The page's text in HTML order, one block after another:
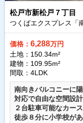
松戸市新松戸７丁目
つくばエクスプレス「
価格： 6,288万円
土地：150.34m²
建物：109.95m²
間取：4LDK
南向きバルコニーに
対応で自由な空間設
２台駐車可能なカー
徒歩８分に小学校が